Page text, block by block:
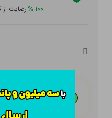
۱۰۰ %رضایت از
هـر قسط با